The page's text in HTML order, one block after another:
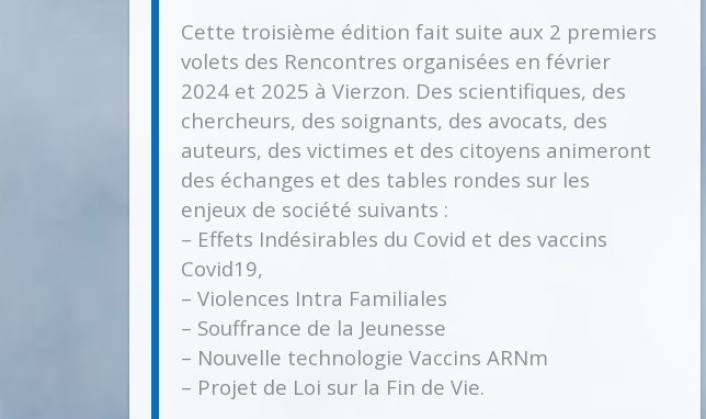
Cette troisième édition fait suite aux 2 premiers
volets des Rencontres organisées en février
2024 et 2025 à Vierzon. Des scientifiques, des
chercheurs, des soignants, des avocats, des
auteurs, des victimes et des citoyens animeront
des échanges et des tables rondes sur les
enjeux de société suivants :
– Effets Indésirables du Covid et des vaccins
Covid19,
– Violences Intra Familiales
– Souffrance de la Jeunesse
– Nouvelle technologie Vaccins ARNm
– Projet de Loi sur la Fin de Vie.